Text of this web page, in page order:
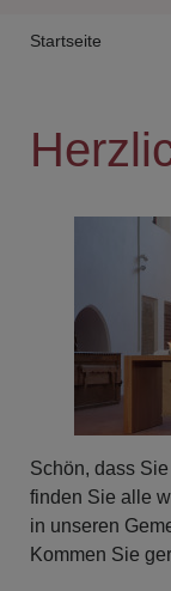
Startseite
Schön, dass
finden Sie alle
in unseren
Kommen Sie